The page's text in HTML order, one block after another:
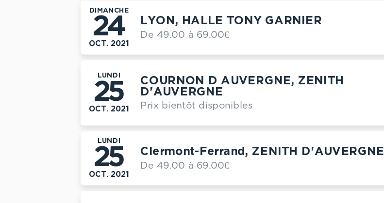
DIMANCHE
24
OCT. 2021
LYON, HALLE TONY GARNIER
De 49.00 à 69.00€
LUNDI
25
OCT. 2021
COURNON D AUVERGNE, ZENITH
D'AUVERGNE
Prix bientôt disponibles
LUNDI
25
OCT. 2021
Clermont-Ferrand, ZENITH D'AUVERGNE
De 49.00 à 69.00€